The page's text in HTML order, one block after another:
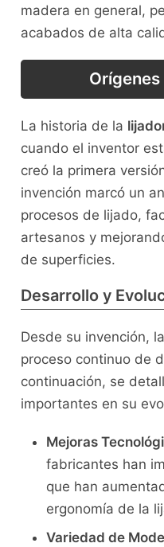
madera en general,
acabados de alta
La historia de la
cuando el inventor
creó la primera
invención marcó un
procesos de lijado,
artesanos y
de superficies.
Desarrollo y
Desde su invención, la
proceso continuo de
continuación, se
importantes en su
Mejoras
fabricantes han
que han
ergonomía de la
Variedad de